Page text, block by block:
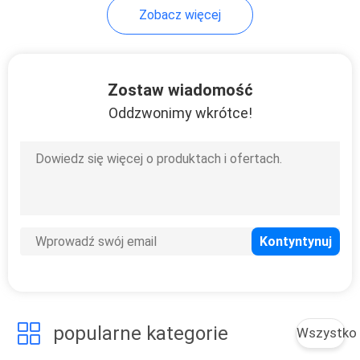
Kelt ze stali lekkiej
Drzewo z lekkiej
Zobacz więcej
Zostaw wiadomość
Oddzwonimy wkrótce!
popularne kategorie Wszystko